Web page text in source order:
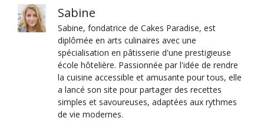
Sabine
Sabine, fondatrice de Cakes Paradise, est
diplômée en arts culinaires avec une
spécialisation en pâtisserie d'une prestigieuse
école hôtelière. Passionnée par l'idée de rendre
la cuisine accessible et amusante pour tous, elle
a lancé son site pour partager des recettes
simples et savoureuses, adaptées aux rythmes
de vie modernes.